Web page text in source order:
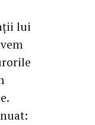
lui